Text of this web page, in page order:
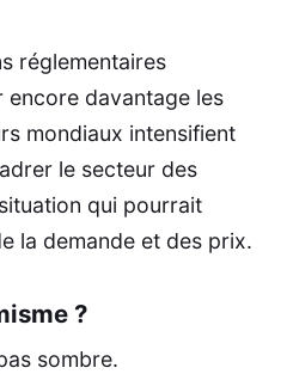
réglementaires
davantage les
mondiaux intensifient
le secteur des
qui pourrait
la demande et des prix.
?
sombre.